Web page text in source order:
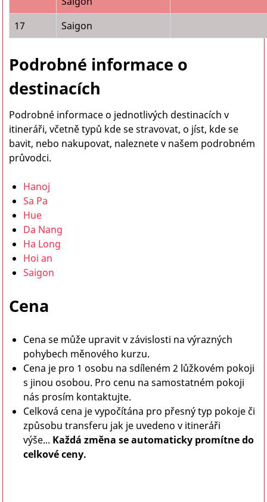
17 Saigon
Podrobné informace o
destinacích
Podrobné informace o jednotlivých destinacích v
itineráři, včetně typů kde se stravovat, o jíst, kde se
bavit, nebo nakupovat, naleznete v našem podrobném
průvodci.
Hanoj
Sa Pa
Hue
Da Nang
Ha Long
Hoi an
Saigon
Cena
Cena se může upravit v závislosti na výrazných
pohybech měnového kurzu.
Cena je pro 1 osobu na sdíleném 2 lůžkovém pokoji
s jinou osobou. Pro cenu na samostatném pokoji
nás prosím kontaktujte.
Celková cena je vypočítána pro přesný typ pokoje či
způsobu transferu jak je uvedeno v itineráři
výše... Každá změna se automaticky promítne do
celkové ceny.